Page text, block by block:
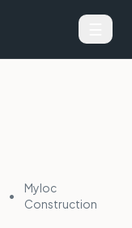
•
Myloc
Construction